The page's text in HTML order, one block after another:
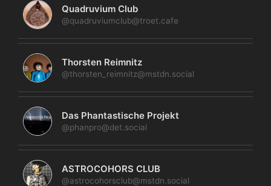
Quadruvium Club
@quadruviumclub@troet.cafe
Thorsten Reimnitz
@thorsten_reimnitz@mstdn.social
Das Phantastische Projekt
@phanpro@det.social
ASTROCOHORS CLUB
@astrocohorsclub@mstdn.social